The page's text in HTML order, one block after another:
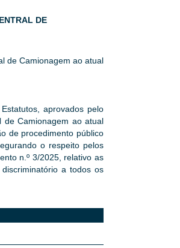
DE
de Camionagem ao atual
aprovados pelo
de Camionagem ao atual
de procedimento público
o respeito pelos
n.º 3/2025, relativo as
a todos os